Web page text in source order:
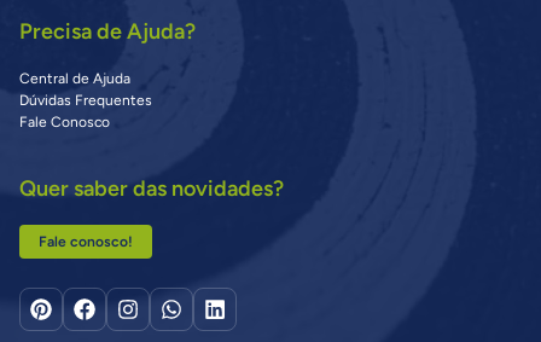
Precisa de Ajuda?
Central de Ajuda
Dúvidas Frequentes
Fale Conosco
Quer saber das novidades?
Fale conosco!